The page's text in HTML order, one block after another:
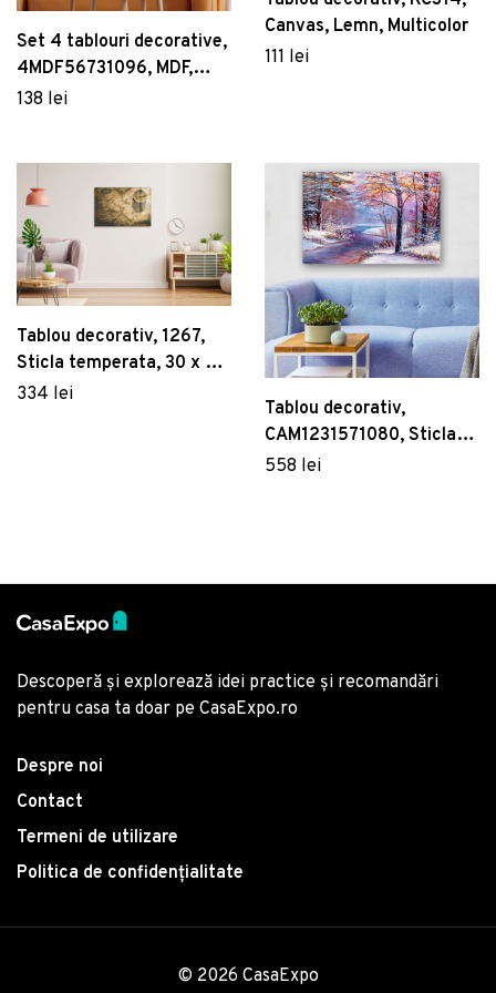
Set 4 tablouri decorative,
4MDF56731096, MDF,
Imprimat UV, Multicolor
138 lei
Canvas, Lemn, Multicolor
111 lei
Tablou decorativ, 1267,
Sticla temperata, 30 x 45
cm, Multicolor
334 lei
Tablou decorativ,
CAM1231571080, Sticla
temperata, 70 x 100 cm,
558 lei
Descoperă și explorează idei practice și recomandări
pentru casa ta doar pe CasaExpo.ro
Despre noi
Contact
Termeni de utilizare
Politica de confidențialitate
© 2026 CasaExpo